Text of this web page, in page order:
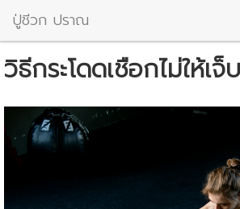
ปู่ชีวก ปราณ
วิธีกระโดดเชือกไม่ให้เจ็